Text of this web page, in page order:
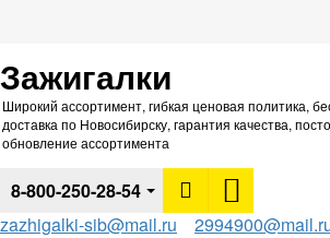
Зажигалки
Широкий ассортимент, гибкая ценовая политика,
доставка по Новосибирску, гарантия качества,
обновление ассортимента
8-800-250-28-54
zazhigalki-sib@mail.ru